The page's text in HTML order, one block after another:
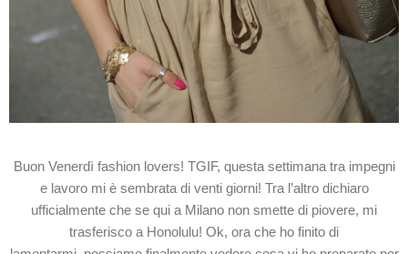
Buon Venerdì fashion lovers! TGIF, questa settimana tra impegni
e lavoro mi è sembrata di venti giorni! Tra l’altro dichiaro
ufficialmente che se qui a Milano non smette di piovere, mi
trasferisco a Honolulu! Ok, ora che ho finito di